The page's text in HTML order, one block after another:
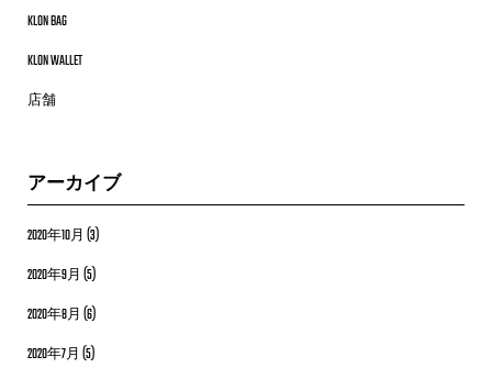
KLON BAG
KLON WALLET
店舗
アーカイブ
2020年10月 (3)
2020年9月 (5)
2020年8月 (6)
2020年7月 (5)